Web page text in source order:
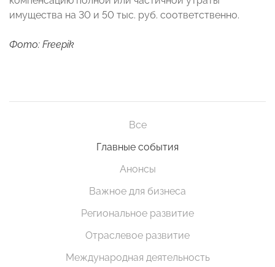
имущества на 30 и 50 тыс. руб. соответственно.
Фото: Freepik
Все
Главные события
Анонсы
Важное для бизнеса
Региональное развитие
Отраслевое развитие
Международная деятельность